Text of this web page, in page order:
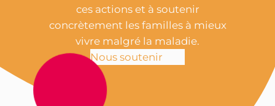
ces actions et à soutenir
concrètement les familles à mieux
vivre malgré la maladie.
Nous soutenir